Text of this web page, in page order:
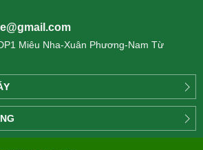
Miêu Nha-Xuân Phương-Nam Từ